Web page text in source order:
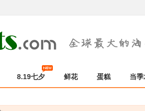
8.19七夕 鲜花 蛋糕 当
下单：从United States (美国)送往福州市订购：香
下单：从United States (美国)送往福州市订购：当